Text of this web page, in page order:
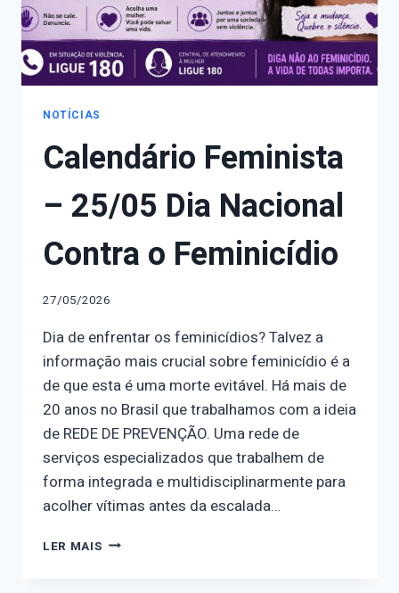
NOTÍCIAS
Calendário Feminista
– 25/05 Dia Nacional
Contra o Feminicídio
27/05/2026
Dia de enfrentar os feminicídios? Talvez a
informação mais crucial sobre feminicídio é a
de que esta é uma morte evitável. Há mais de
20 anos no Brasil que trabalhamos com a ideia
de REDE DE PREVENÇÃO. Uma rede de
serviços especializados que trabalhem de
forma integrada e multidisciplinarmente para
acolher vítimas antes da escalada…
LER MAIS CALENDÁRIO